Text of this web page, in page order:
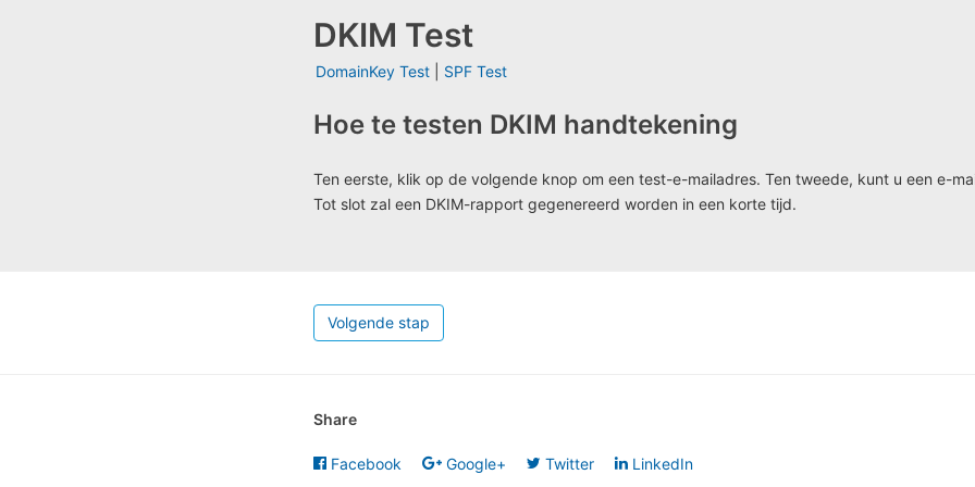
DKIM Test
DomainKey Test SPF Test
Hoe te testen DKIM handtekening
Ten eerste, klik op de volgende knop om een test-e-mailadres. Ten tweede, kunt u een e-
Tot slot zal een DKIM-rapport gegenereerd worden in een korte tijd.
Volgende stap
Share
Facebook Google+ Twitter LinkedIn